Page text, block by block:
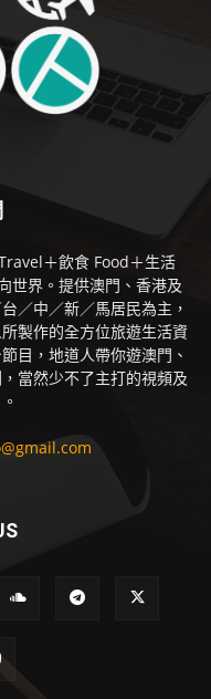
＋飲食 Food＋生活
世界。提供澳門、香港及
／中／新／馬居民為主，
製作的全方位旅遊生活資
目，地道人帶你遊澳門、
當然少不了主打的視頻及